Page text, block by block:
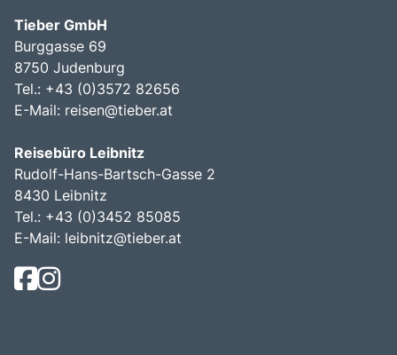
Tieber GmbH
Burggasse 69
8750 Judenburg
Tel.: +43 (0)3572 82656
E-Mail: reisen@tieber.at
Reisebüro Leibnitz
Rudolf-Hans-Bartsch-Gasse 2
8430 Leibnitz
Tel.: +43 (0)3452 85085
E-Mail: leibnitz@tieber.at